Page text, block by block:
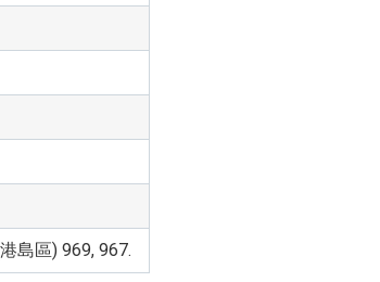
島區) 969, 967.